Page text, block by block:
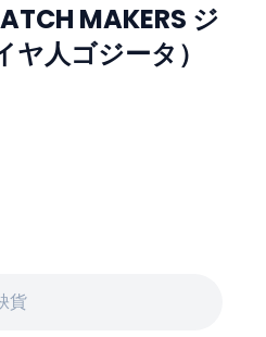
MAKERS ジ
人ゴジータ）
貨